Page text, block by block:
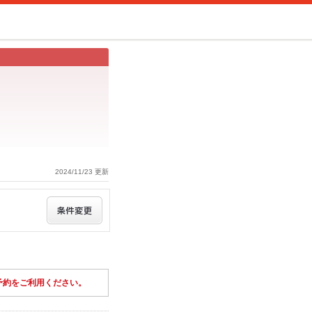
2024/11/23 更新
をご利用ください。